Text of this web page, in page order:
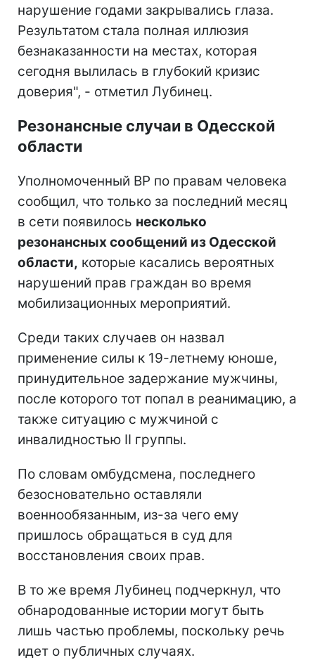
нарушение годами закрывались глаза.
Результатом стала полная иллюзия
безнаказанности на местах, которая
сегодня вылилась в глубокий кризис
доверия", - отметил Лубинец.
Резонансные случаи в Одесской
области
Уполномоченный ВР по правам человека
сообщил, что только за последний месяц
в сети появилось несколько
резонансных сообщений из Одесской
области, которые касались вероятных
нарушений прав граждан во время
мобилизационных мероприятий.
Среди таких случаев он назвал
применение силы к 19-летнему юноше,
принудительное задержание мужчины,
после которого тот попал в реанимацию, а
также ситуацию с мужчиной с
инвалидностью II группы.
По словам омбудсмена, последнего
безосновательно оставляли
военнообязанным, из-за чего ему
пришлось обращаться в суд для
восстановления своих прав.
В то же время Лубинец подчеркнул, что
обнародованные истории могут быть
лишь частью проблемы, поскольку речь
идет о публичных случаях.